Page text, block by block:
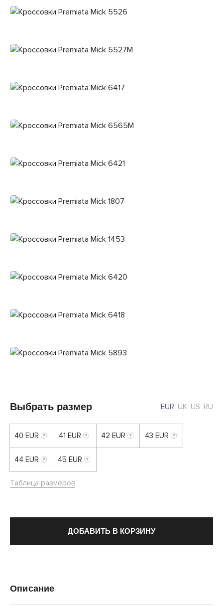
Выбрать размер EUR UK US RU
40 EUR 41 EUR 42 EUR 43 EUR
44 EUR 45 EUR
Таблица размеров
ДОБАВИТЬ В КОРЗИНУ
Описание